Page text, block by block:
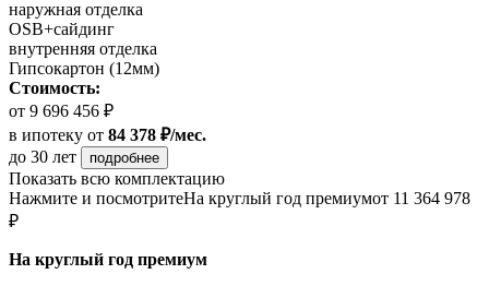
наружная отделка
OSB+сайдинг
внутренняя отделка
Гипсокартон (12мм)
Стоимость:
от 9 696 456 ₽
в ипотеку от 84 378 ₽/мес.
до 30 лет
подробнее
Показать всю комплектацию
Нажмите и посмотритеНа круглый год премиумот 11 364 978
₽
На круглый год премиум